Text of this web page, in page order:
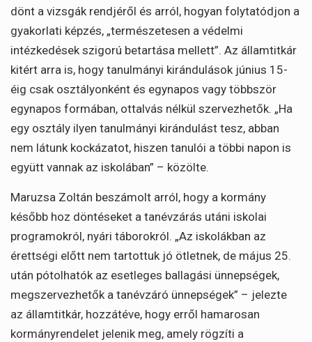
dönt a vizsgák rendjéről és arról, hogyan folytatódjon a
gyakorlati képzés, „természetesen a védelmi
intézkedések szigorú betartása mellett”. Az államtitkár
kitért arra is, hogy tanulmányi kirándulások június 15-
éig csak osztályonként és egynapos vagy többször
egynapos formában, ottalvás nélkül szervezhetők. „Ha
egy osztály ilyen tanulmányi kirándulást tesz, abban
nem látunk kockázatot, hiszen tanulói a többi napon is
együtt vannak az iskolában” – közölte.
Maruzsa Zoltán beszámolt arról, hogy a kormány
később hoz döntéseket a tanévzárás utáni iskolai
programokról, nyári táborokról. „Az iskolákban az
érettségi előtt nem tartottuk jó ötletnek, de május 25.
után pótolhatók az esetleges ballagási ünnepségek,
megszervezhetők a tanévzáró ünnepségek” – jelezte
az államtitkár, hozzátéve, hogy erről hamarosan
kormányrendelet jelenik meg, amely rögzíti a